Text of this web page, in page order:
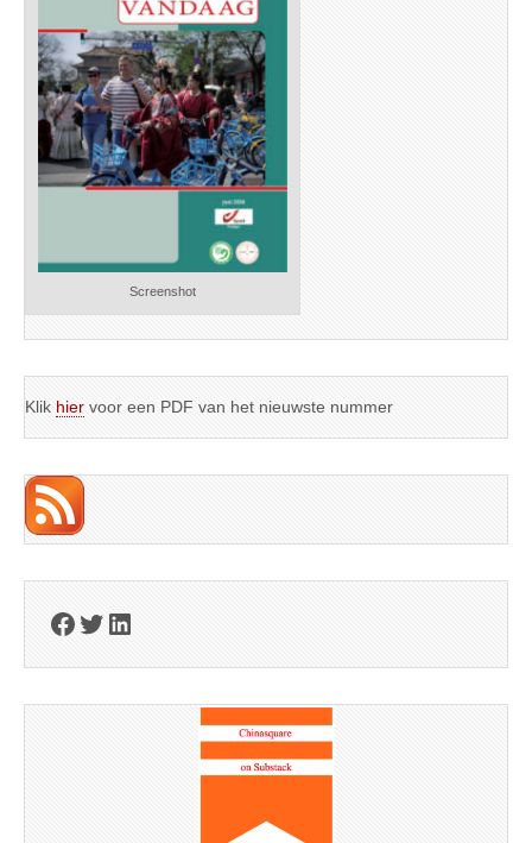
Screenshot
Klik hier voor een PDF van het nieuwste nummer
Facebook
Twitter
LinkedIn